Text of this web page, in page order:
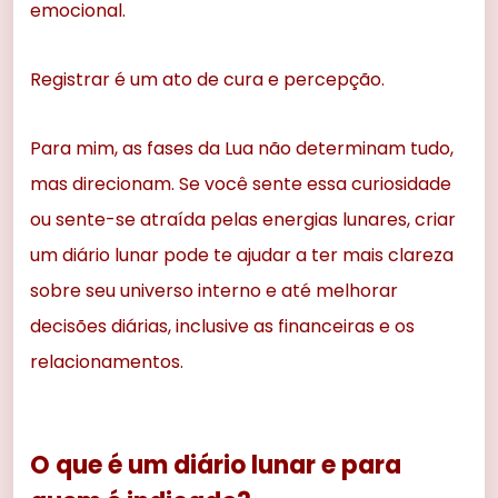
emocional.
Registrar é um ato de cura e percepção.
Para mim, as fases da Lua não determinam tudo,
mas direcionam. Se você sente essa curiosidade
ou sente-se atraída pelas energias lunares, criar
um diário lunar pode te ajudar a ter mais clareza
sobre seu universo interno e até melhorar
decisões diárias, inclusive as financeiras e os
relacionamentos.
O que é um diário lunar e para